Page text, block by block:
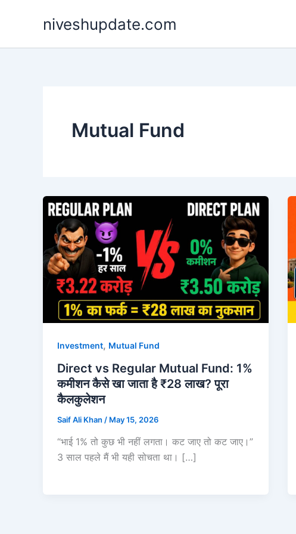
niveshupdate.com
Mutual Fund
Investment, Mutual Fund
Direct vs Regular Mutual Fund: 1%
कमीशन कैसे खा जाता है ₹28 लाख? पूरा
कैलकुलेशन
Saif Ali Khan / May 15, 2026
“भाई 1% तो कुछ भी नहीं लगता। कट जाए तो कट जाए।”
3 साल पहले मैं भी यही सोचता था। […]